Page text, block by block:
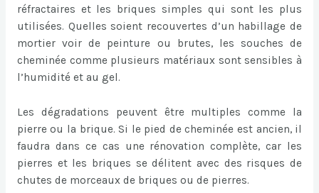
réfractaires et les briques simples qui sont les plus
utilisées. Quelles soient recouvertes d’un habillage de
mortier voir de peinture ou brutes, les souches de
cheminée comme plusieurs matériaux sont sensibles à
l’humidité et au gel.
Les dégradations peuvent être multiples comme la
pierre ou la brique. Si le pied de cheminée est ancien, il
faudra dans ce cas une rénovation complète, car les
pierres et les briques se délitent avec des risques de
chutes de morceaux de briques ou de pierres.